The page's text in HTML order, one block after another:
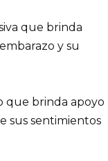
que brinda
y su
que brinda apoyo
sus sentimientos